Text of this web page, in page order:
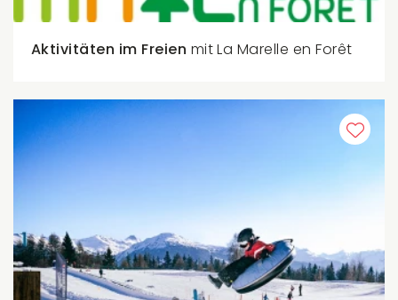
Aktivitäten im Freien mit La Marelle en Forêt